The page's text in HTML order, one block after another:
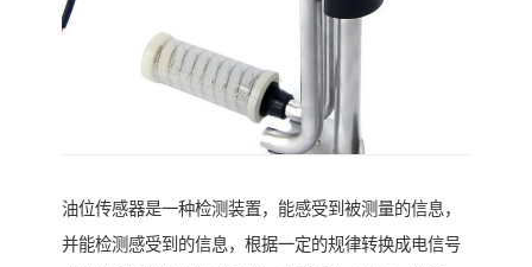
油位传感器是一种检测装置，能感受到被测量的信息，
并能检测感受到的信息，根据一定的规律转换成电信号